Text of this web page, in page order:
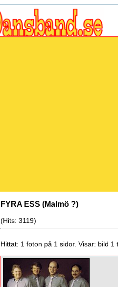
FYRA ESS (Malmö ?)
(Hits: 3119)
Hittat: 1 foton på 1 sidor. Visar: bild 1